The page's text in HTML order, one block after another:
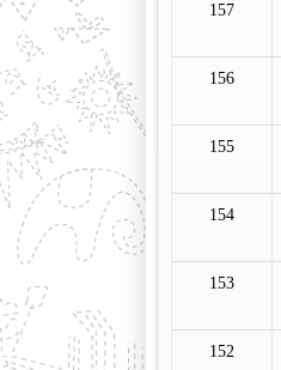
157
156
155
154
153
152